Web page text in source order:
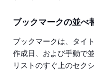
ブックマークの並べ
ブックマークは、タイ
作成日、および手動で
リストのすぐ上のセク